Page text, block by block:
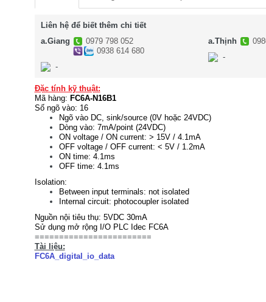
Liên hệ để biết thêm chi tiết
a.Giang
0979 798 052
0938 614 680
-
a.Thịnh
-
Đặc tính kỹ thuật:
Mã hàng: FC6A-N16B1
Số ngõ vào: 16
Ngõ vào DC, sink/source (0V hoặc 24VDC)
Dòng vào: 7mA/point (24VDC)
ON voltage / ON current: > 15V / 4.1mA
OFF voltage / OFF current: < 5V / 1.2mA
ON time: 4.1ms
OFF time: 4.1ms
Isolation:
Between input terminals: not isolated
Internal circuit: photocoupler isolated
Nguồn nội tiêu thụ: 5VDC 30mA
Sử dụng mở rộng I/O PLC Idec FC6A
========================
Tài liệu:
FC6A_digital_io_data